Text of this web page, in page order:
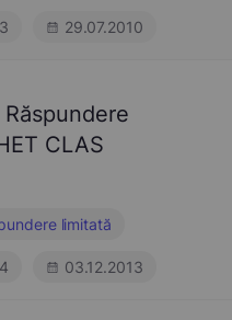
29.07.2010
CLAS
limitată
03.12.2013